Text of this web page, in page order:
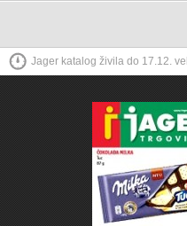
Jager katalog živila do 17.12.